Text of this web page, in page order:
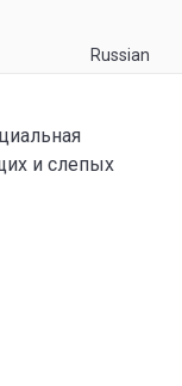
Russian
и слепых